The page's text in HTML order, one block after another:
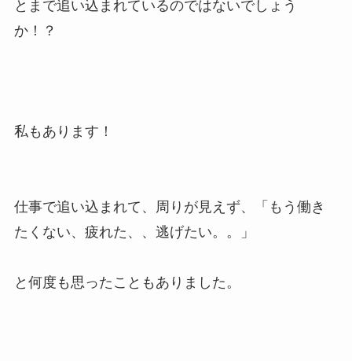
とまで追い込まれているのではないでしょう
か！？
私もあります！
仕事で追い込まれて、周りが見えず、「もう働き
たくない、疲れた、、逃げたい。。」
と何度も思ったこともありました。